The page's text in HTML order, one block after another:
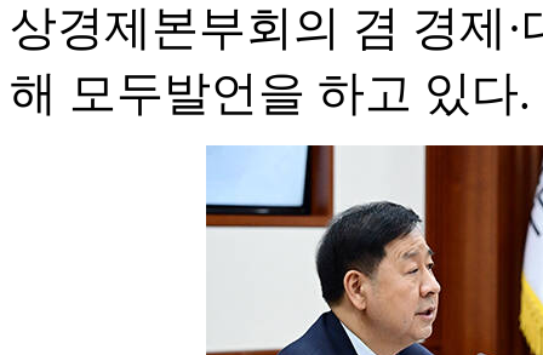
상경제본부회의 겸 경제
해 모두발언을 하고 있다.